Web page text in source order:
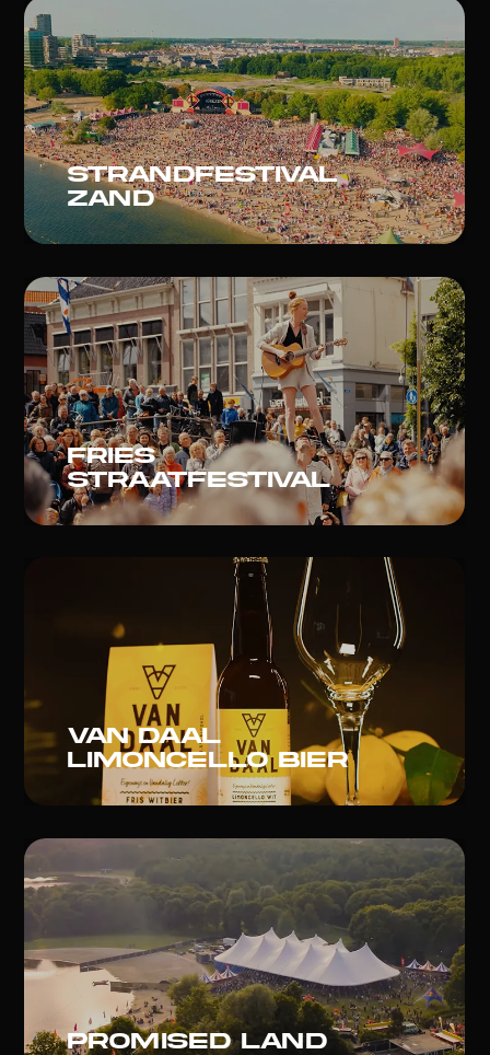
Strandfestival
zand
Fries
straatfestival
Van daal
limoncello bier
Promised land